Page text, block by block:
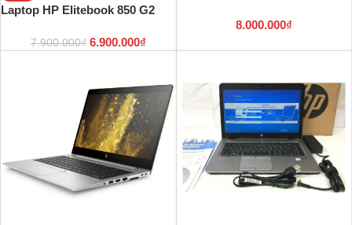
Laptop HP Elitebook 850 G2
7.900.000₫ 6.900.000₫
8.000.000₫